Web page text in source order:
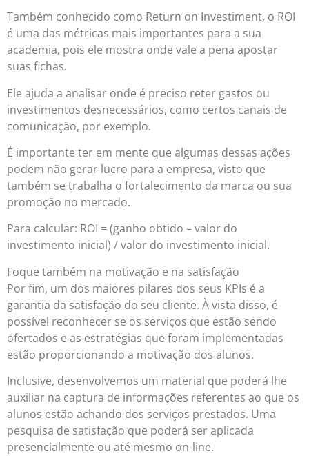
Também conhecido como Return on Investiment, o ROI
é uma das métricas mais importantes para a sua
academia, pois ele mostra onde vale a pena apostar
suas fichas.
Ele ajuda a analisar onde é preciso reter gastos ou
investimentos desnecessários, como certos canais de
comunicação, por exemplo.
É importante ter em mente que algumas dessas ações
podem não gerar lucro para a empresa, visto que
também se trabalha o fortalecimento da marca ou sua
promoção no mercado.
Para calcular: ROI = (ganho obtido – valor do
investimento inicial) / valor do investimento inicial.
Foque também na motivação e na satisfação
Por fim, um dos maiores pilares dos seus KPIs é a
garantia da satisfação do seu cliente. À vista disso, é
possível reconhecer se os serviços que estão sendo
ofertados e as estratégias que foram implementadas
estão proporcionando a motivação dos alunos.
Inclusive, desenvolvemos um material que poderá lhe
auxiliar na captura de informações referentes ao que os
alunos estão achando dos serviços prestados. Uma
pesquisa de satisfação que poderá ser aplicada
presencialmente ou até mesmo on-line.